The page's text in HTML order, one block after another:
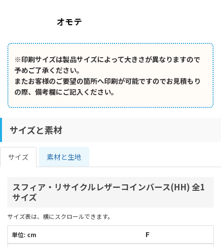
※印刷サイズは製品サイズによって大きさが異なりますので
予めご了承ください。
またお客様のご要望の箇所へ印刷が可能ですのでお見積もり
の際、備考欄にご記入ください。
サイズと素材
サイズ 素材と生地
スフィア・リサイクルレザーコインバース(HH) 全1
サイズ
サイズ表は、横にスクロールできます。
単位: cm
F